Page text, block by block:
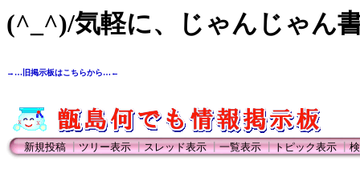
(^_^)/気軽に、じゃんじゃん
→…旧掲示板はこちらから…←
新規投稿┃ツリー表示┃スレッド表示┃一覧表示┃トピック表示┃